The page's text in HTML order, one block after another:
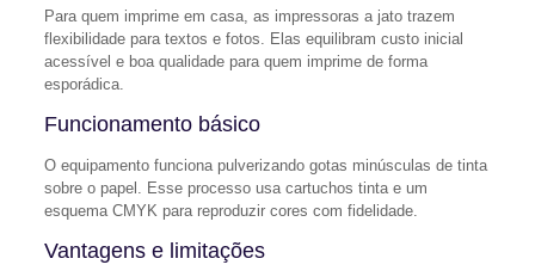
Para quem imprime em casa, as impressoras a jato trazem
flexibilidade para textos e fotos. Elas equilibram custo inicial
acessível e boa qualidade para quem imprime de forma
esporádica.
Funcionamento básico
O equipamento funciona pulverizando gotas minúsculas de tinta
sobre o papel. Esse processo usa cartuchos tinta e um
esquema CMYK para reproduzir cores com fidelidade.
Vantagens e limitações